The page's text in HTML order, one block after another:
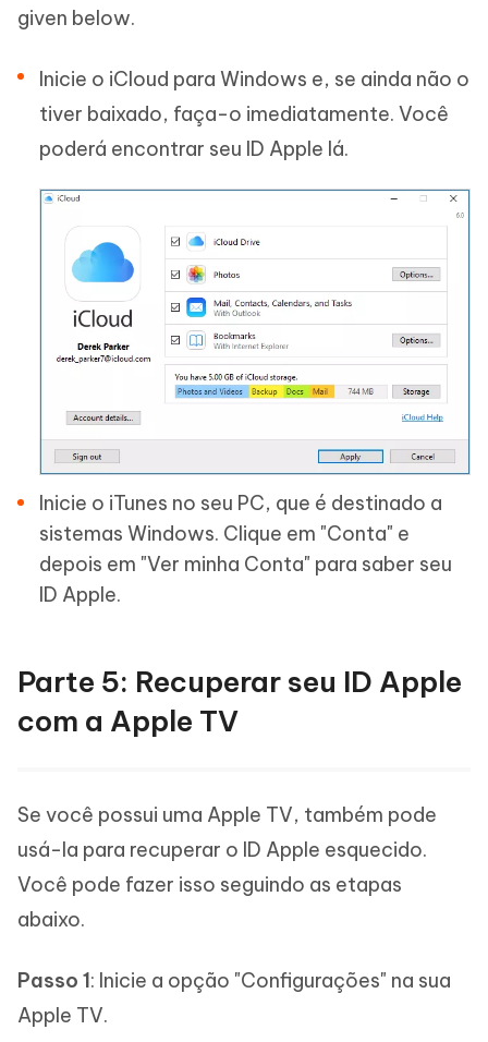
given below.
Inicie o iCloud para Windows e, se ainda não o
tiver baixado, faça-o imediatamente. Você
poderá encontrar seu ID Apple lá.
Inicie o iTunes no seu PC, que é destinado a
sistemas Windows. Clique em "Conta" e
depois em "Ver minha Conta" para saber seu
ID Apple.
Parte 5: Recuperar seu ID Apple
com a Apple TV
Se você possui uma Apple TV, também pode
usá-la para recuperar o ID Apple esquecido.
Você pode fazer isso seguindo as etapas
abaixo.
Passo 1: Inicie a opção "Configurações" na sua
Apple TV.